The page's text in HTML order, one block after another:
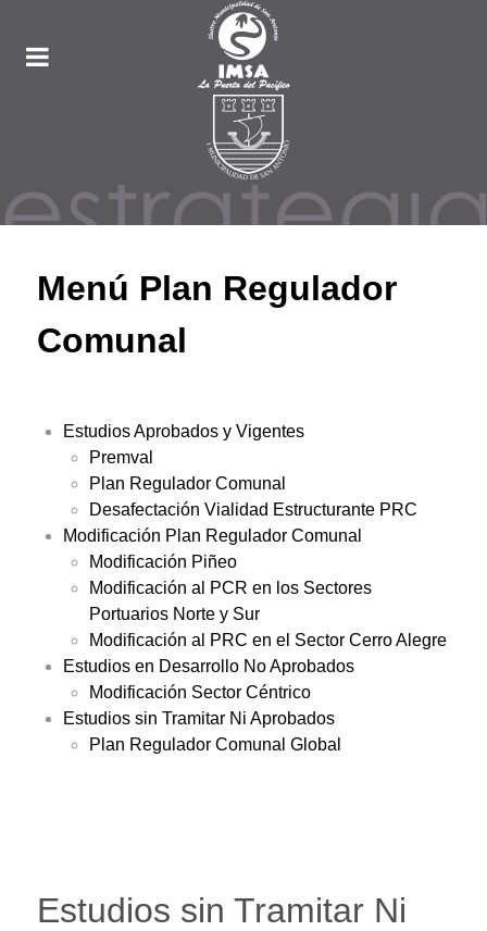
Menú Plan Regulador
Comunal
Estudios Aprobados y Vigentes
Premval
Plan Regulador Comunal
Desafectación Vialidad Estructurante PRC
Modificación Plan Regulador Comunal
Modificación Piñeo
Modificación al PCR en los Sectores
Portuarios Norte y Sur
Modificación al PRC en el Sector Cerro Alegre
Estudios en Desarrollo No Aprobados
Modificación Sector Céntrico
Estudios sin Tramitar Ni Aprobados
Plan Regulador Comunal Global
Estudios sin Tramitar Ni